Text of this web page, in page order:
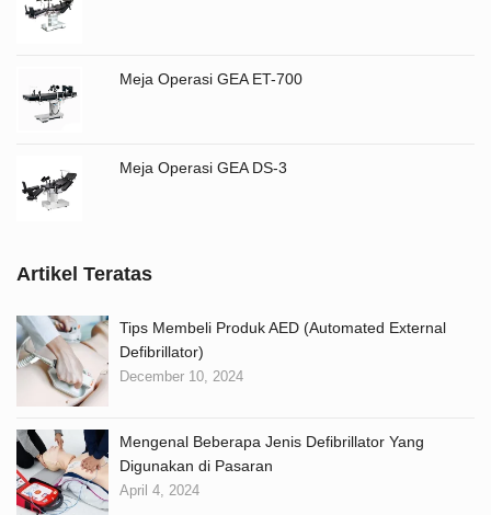
Meja Operasi GEA ET-700
Meja Operasi GEA DS-3
Artikel Teratas
Tips Membeli Produk AED (Automated External
Defibrillator)
December 10, 2024
Mengenal Beberapa Jenis Defibrillator Yang
Digunakan di Pasaran
April 4, 2024